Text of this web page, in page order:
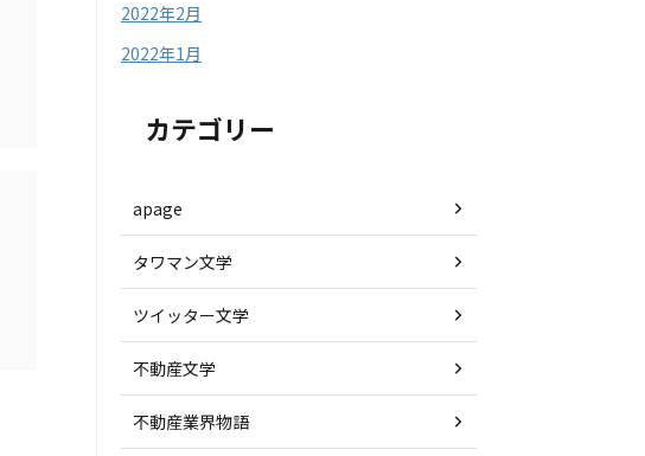
2022年2月
2022年1月
カテゴリー
apage
タワマン文学
ツイッター文学
不動産文学
不動産業界物語